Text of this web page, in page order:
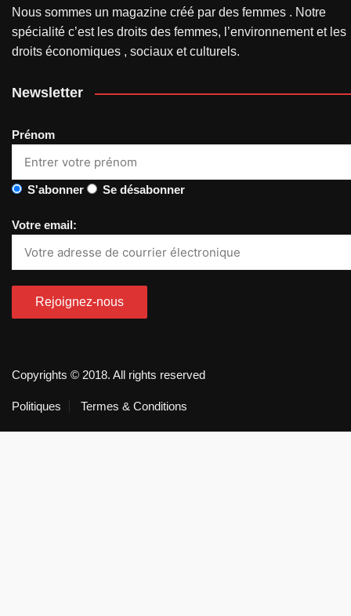
Nous sommes un magazine créé par des femmes . Notre
spécialité c’est les droits des femmes, l’environnement et les
droits économiques , sociaux et culturels.
Newsletter
Prénom
S'abonner Se désabonner
Votre email:
Copyrights © 2018. All rights reserved
Politiques Termes & Conditions